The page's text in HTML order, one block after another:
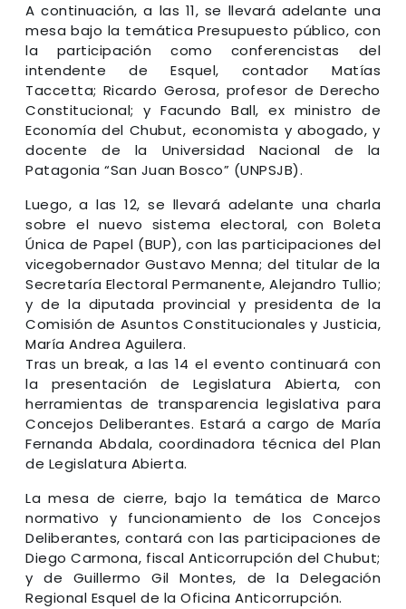
A continuación, a las 11, se llevará adelante una
mesa bajo la temática Presupuesto público, con
la participación como conferencistas del
intendente de Esquel, contador Matías
Taccetta; Ricardo Gerosa, profesor de Derecho
Constitucional; y Facundo Ball, ex ministro de
Economía del Chubut, economista y abogado, y
docente de la Universidad Nacional de la
Patagonia “San Juan Bosco” (UNPSJB).
Luego, a las 12, se llevará adelante una charla
sobre el nuevo sistema electoral, con Boleta
Única de Papel (BUP), con las participaciones del
vicegobernador Gustavo Menna; del titular de la
Secretaría Electoral Permanente, Alejandro Tullio;
y de la diputada provincial y presidenta de la
Comisión de Asuntos Constitucionales y Justicia,
María Andrea Aguilera.
Tras un break, a las 14 el evento continuará con
la presentación de Legislatura Abierta, con
herramientas de transparencia legislativa para
Concejos Deliberantes. Estará a cargo de María
Fernanda Abdala, coordinadora técnica del Plan
de Legislatura Abierta.
La mesa de cierre, bajo la temática de Marco
normativo y funcionamiento de los Concejos
Deliberantes, contará con las participaciones de
Diego Carmona, fiscal Anticorrupción del Chubut;
y de Guillermo Gil Montes, de la Delegación
Regional Esquel de la Oficina Anticorrupción.